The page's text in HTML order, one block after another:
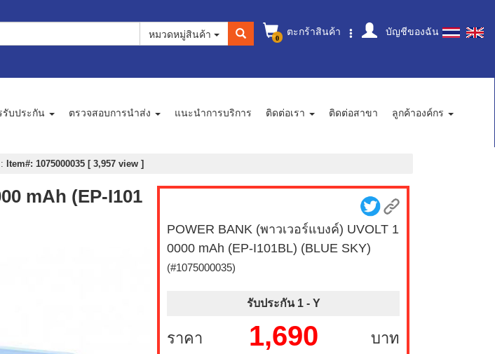
0 ตะกร้าสินค้า บัญชีของฉัน
หมวดหมู่สินค้า
รับประกัน ตรวจสอบการนำส่ง แนะนำการบริการ ติดต่อเรา ติดต่อสาขา
ลูกค้าองค์กร
: Item#: 1075000035 [ 3,957 view ]
mAh (EP-I101
POWER BANK (พาวเวอร์แบงค์) UVOLT 1
0000 mAh (EP-I101BL) (BLUE SKY)
(#1075000035)
รับประกัน 1 - Y
ราคา บาท
1,690